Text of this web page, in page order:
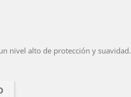
nivel alto de protección y suavidad.